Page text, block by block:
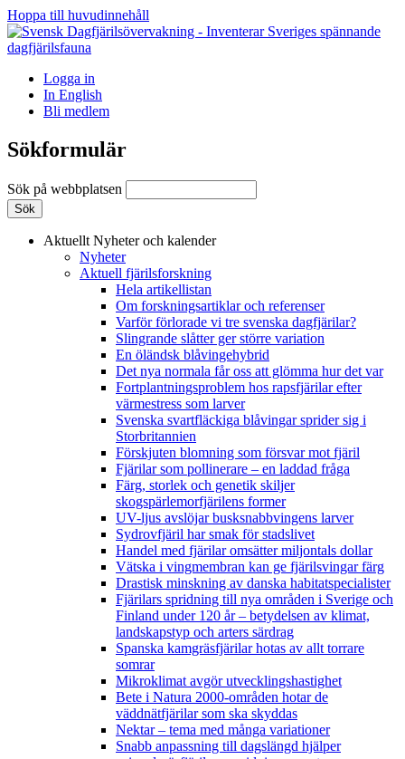
Hoppa till huvudinnehåll
Logga in
In English
Bli medlem
Sökformulär
Sök på webbplatsen
Aktuellt Nyheter och kalender
Nyheter
Aktuell fjärilsforskning
Hela artikellistan
Om forskningsartiklar och referenser
Varför förlorade vi tre svenska dagfjärilar?
Slingrande slåtter ger större variation
En öländsk blåvingehybrid
Det nya normala får oss att glömma hur det var
Fortplantningsproblem hos rapsfjärilar efter
värmestress som larver
Svenska svartfläckiga blåvingar sprider sig i
Storbritannien
Förskjuten blomning som försvar mot fjäril
Fjärilar som pollinerare – en laddad fråga
Färg, storlek och genetik skiljer
skogspärlemorfjärilens former
UV-ljus avslöjar busksnabbvingens larver
Sydrovfjäril har smak för stadslivet
Handel med fjärilar omsätter miljontals dollar
Vätska i vingmembran kan ge fjärilsvingar färg
Drastisk minskning av danska habitatspecialister
Fjärilars spridning till nya områden i Sverige och
Finland under 120 år– betydelsen av klimat,
landskapstyp och arters särdrag
Spanska kamgräsfjärilar hotas av allt torrare
somrar
Mikroklimat avgör utvecklingshastighet
Bete i Natura 2000-områden hotar de
väddnätfjärilar som ska skyddas
Nektar – tema med många variationer
Snabb anpassning till dagslängd hjälper